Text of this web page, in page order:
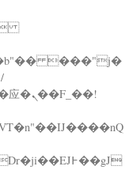
���"j�